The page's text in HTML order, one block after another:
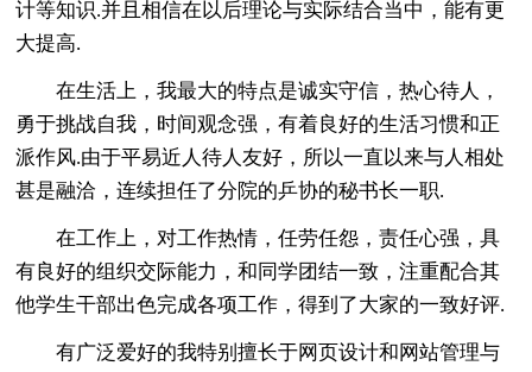
计等知识.并且相信在以后理论与实际结合当中，能有更
大提高.
在生活上，我最大的特点是诚实守信，热心待人，
勇于挑战自我，时间观念强，有着良好的生活习惯和正
派作风.由于平易近人待人友好，所以一直以来与人相处
甚是融洽，连续担任了分院的乒协的秘书长一职.
在工作上，对工作热情，任劳任怨，责任心强，具
有良好的组织交际能力，和同学团结一致，注重配合其
他学生干部出色完成各项工作，得到了大家的一致好评.
有广泛爱好的我特别擅长于网页设计和网站管理与